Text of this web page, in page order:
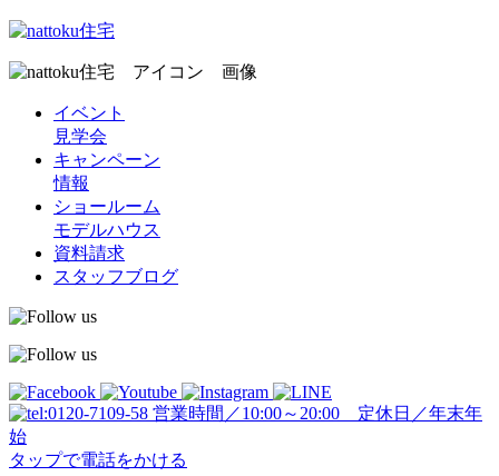
イベント
見学会
キャンペーン
情報
ショールーム
モデルハウス
資料請求
スタッフブログ
営業時間／10:00～20:00 定休日／年末年
始
タップで電話をかける